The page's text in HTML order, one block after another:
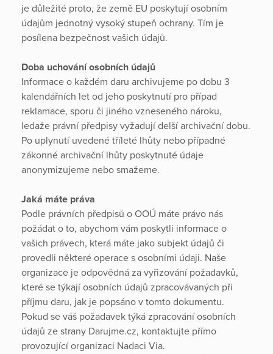
je důležité proto, že země EU poskytují osobním
údajům jednotný vysoký stupeň ochrany. Tím je
posílena bezpečnost vašich údajů.
Doba uchování osobních údajů
Informace o každém daru archivujeme po dobu 3
kalendářních let od jeho poskytnutí pro případ
reklamace, sporu či jiného vzneseného nároku,
ledaže právní předpisy vyžadují delší archivační dobu.
Po uplynutí uvedené tříleté lhůty nebo případné
zákonné archivační lhůty poskytnuté údaje
anonymizujeme nebo smažeme.
Jaká máte práva
Podle právních předpisů o OOÚ máte právo nás
požádat o to, abychom vám poskytli informace o
vašich právech, která máte jako subjekt údajů či
provedli některé operace s osobními údaji. Naše
organizace je odpovědná za vyřizování požadavků,
které se týkají osobních údajů zpracovávaných při
příjmu daru, jak je popsáno v tomto dokumentu.
Pokud se váš požadavek týká zpracování osobních
údajů ze strany Darujme.cz, kontaktujte přímo
provozující organizaci Nadaci Via.